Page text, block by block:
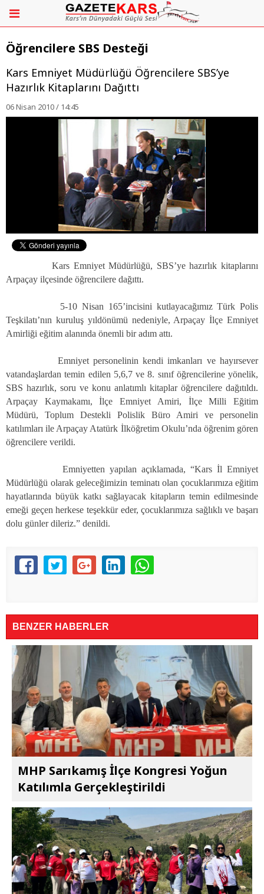
Öğrencilere SBS Desteği
Kars Emniyet Müdürlüğü Öğrencilere SBS’ye
Hazırlık Kitaplarını Dağıttı
06 Nisan 2010 / 14:45
Kars Emniyet Müdürlüğü, SBS’ye hazırlık kitaplarını
Arpaçay ilçesinde öğrencilere dağıttı.
5-10 Nisan 165’incisini kutlayacağımız Türk Polis
Teşkilatı’nın kuruluş yıldönümü nedeniyle, Arpaçay İlçe Emniyet
Amirliği eğitim alanında önemli bir adım attı.
Emniyet personelinin kendi imkanları ve hayırsever
vatandaşlardan temin edilen 5,6,7 ve 8. sınıf öğrencilerine yönelik,
SBS hazırlık, soru ve konu anlatımlı kitaplar öğrencilere dağıtıldı.
Arpaçay Kaymakamı, İlçe Emniyet Amiri, İlçe Milli Eğitim
Müdürü, Toplum Destekli Polislik Büro Amiri ve personelin
katılımları ile Arpaçay Atatürk İlköğretim Okulu’nda öğrenim gören
öğrencilere verildi.
Emniyetten yapılan açıklamada, “Kars İl Emniyet
Müdürlüğü olarak geleceğimizin teminatı olan çocuklarımıza eğitim
hayatlarında büyük katkı sağlayacak kitapların temin edilmesinde
emeği geçen herkese teşekkür eder, çocuklarımıza sağlıklı ve başarı
dolu günler dileriz.” denildi.
BENZER HABERLER
MHP Sarıkamış İlçe Kongresi Yoğun
Katılımla Gerçekleştirildi